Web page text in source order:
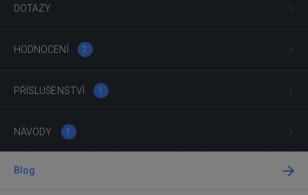
DOTAZY
HODNOCENÍ 2
PŘÍSLUŠENSTVÍ 1
NÁVODY 1
Blog